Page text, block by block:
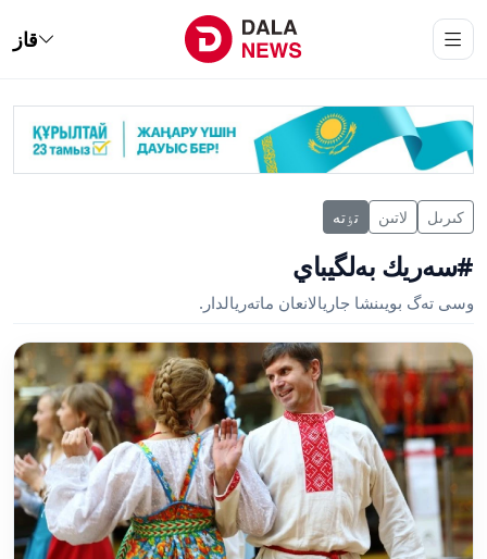
قاز
كىرىل لاتىن تٶتە
#سەريك بەلگيباي
وسى تەگ بويىنشا جاريالانعان ماتەريالدار.